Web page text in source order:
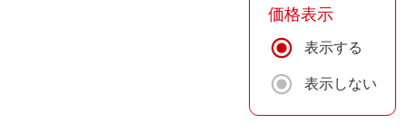
価格表示
表示する
表示しない